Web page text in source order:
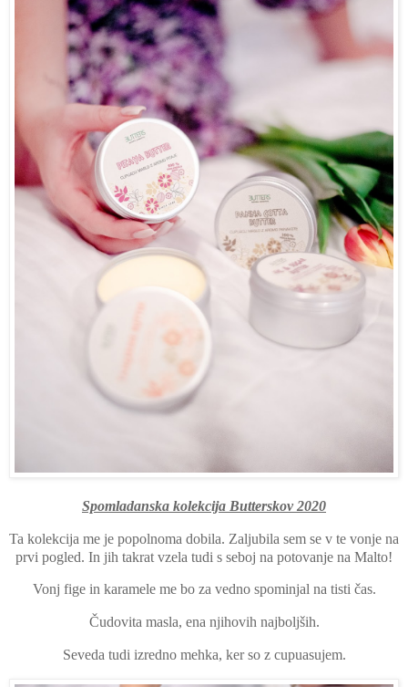
Spomladanska kolekcija Butterskov 2020
Ta kolekcija me je popolnoma dobila. Zaljubila sem se v te vonje na
prvi pogled. In jih takrat vzela tudi s seboj na potovanje na Malto!
Vonj fige in karamele me bo za vedno spominjal na tisti čas.
Čudovita masla, ena njihovih najboljših.
Seveda tudi izredno mehka, ker so z cupuasujem.